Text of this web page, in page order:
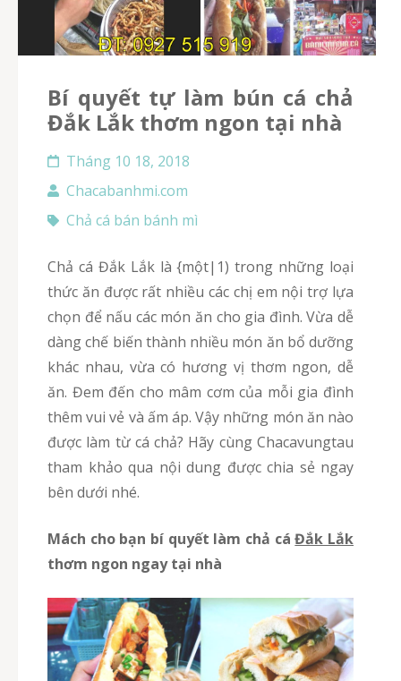
Bí quyết tự làm bún cá chả
Đắk Lắk thơm ngon tại nhà
Tháng 10 18, 2018
Chacabanhmi.com
Chả cá bán bánh mì
Chả cá Đắk Lắk là {một|1) trong những loại
thức ăn được rất nhiều các chị em nội trợ lựa
chọn để nấu các món ăn cho gia đình. Vừa dễ
dàng chế biến thành nhiều món ăn bổ dưỡng
khác nhau, vừa có hương vị thơm ngon, dễ
ăn. Đem đến cho mâm cơm của mỗi gia đình
thêm vui vẻ và ấm áp. Vậy những món ăn nào
được làm từ cá chả? Hãy cùng Chacavungtau
tham khảo qua nội dung được chia sẻ ngay
bên dưới nhé.
Mách cho bạn bí quyết làm chả cáĐắk Lắk
thơm ngon ngay tại nhà